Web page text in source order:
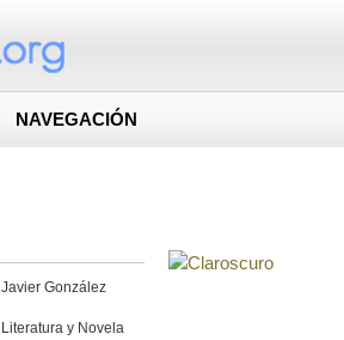
NAVEGACIÓN
Javier González
Literatura y Novela